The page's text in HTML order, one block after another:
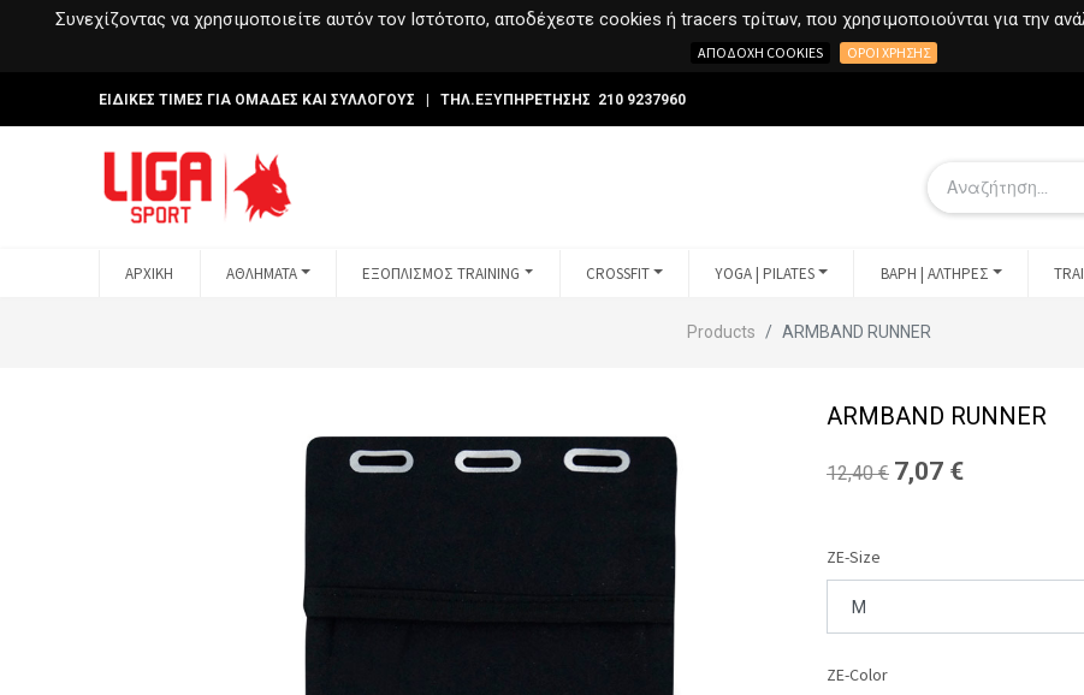
Συνεχίζοντας να χρησιμοποιείτε αυτόν τον Ιστότοπο, αποδέχεστε cookies ή tracers τρίτων, που χρησιμοποιούνται για την
ΑΠΟΔΟΧΉ COOKIES ΌΡΟΙ ΧΡΉΣΗΣ
ΕΙΔΙΚΕΣ ΤΙΜΕΣ ΓΙΑ ΟΜΑΔΕΣ ΚΑΙ ΣΥΛΛΟΓΟΥΣ | ΤΗΛ.ΕΞΥΠΗΡΕΤΗΣΗΣ 210 9237960
ΑΡΧΙΚΗ ΑΘΛΗΜΑΤΑ ΕΞΟΠΛΙΣΜΟΣ TRAINING CROSSFIT YOGA | PILATES ΒΑΡΗ | ΑΛΤΗΡΕΣ
Products ARMBAND RUNNER
ARMBAND RUNNER
12,40€ 7,07 €
ZE-Size
ZE-Color